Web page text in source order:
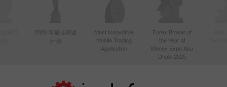
2020 年最佳联盟
计划
Most Innovative
Mobile Trading
Application
Forex Broker of
the Year at
Money Expo Abu
Dhabi 2025